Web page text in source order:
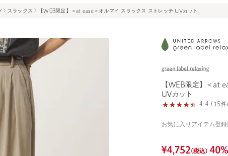
スラックス 【WEB限定】＜at ease＞オルマイ スラックス ストレッチ UVカット
green label relaxing
【WEB限定】＜at
UVカット
4.4 (15件
お気に入りアイテム登録
¥4,752(税込) 40